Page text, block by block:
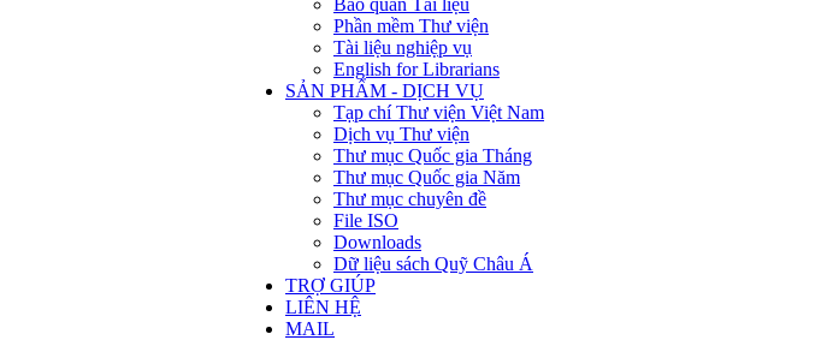
Phần mềm Thư viện
Tài liệu nghiệp vụ
English for Librarians
SẢN PHẨM - DỊCH VỤ
Tạp chí Thư viện Việt Nam
Dịch vụ Thư viện
Thư mục Quốc gia Tháng
Thư mục Quốc gia Năm
Thư mục chuyên đề
File ISO
Downloads
Dữ liệu sách Quỹ Châu Á
TRỢ GIÚP
LIÊN HỆ
MAIL